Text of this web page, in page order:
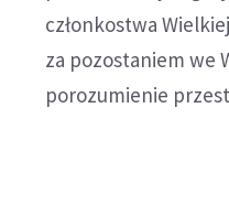
członkostwa
za pozostaniem we
porozumienie